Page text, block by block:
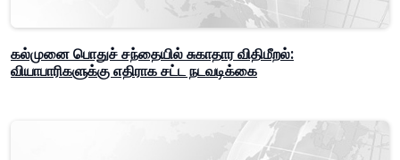
கல்முனை பொதுச் சந்தையில் சுகாதார விதிமீறல்:
வியாபாரிகளுக்கு எதிராக சட்ட நடவடிக்கை